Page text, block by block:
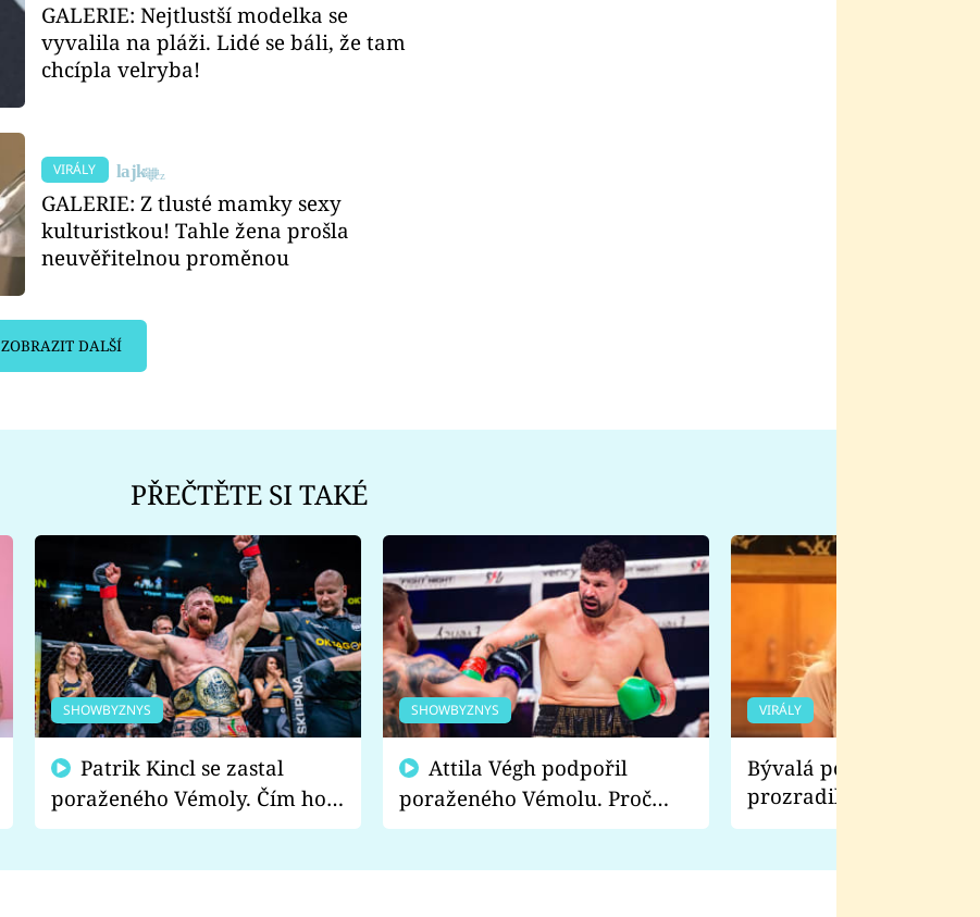
GALERIE: Nejtlustší modelka se
vyvalila na pláži. Lidé se báli, že tam
chcípla velryba!
VIRÁLY
GALERIE: Z tlusté mamky sexy
kulturistkou! Tahle žena prošla
neuvěřitelnou proměnou
ZOBRAZIT DALŠÍ
PŘEČTĚTE SI TAKÉ
SHOWBYZNYS
poraženého Vémoly. Čím ho
fanoušci naštvali?
SHOWBYZNYS
poraženého Vémolu. Proč
chce raději zápasit s ním než
VIRÁLY
Bývalá pornoherečka
prozradila, co ji
natáčení Euforie.